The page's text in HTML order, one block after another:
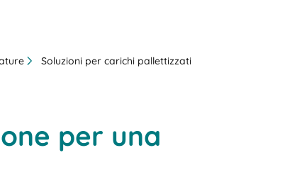
Soluzioni per carichi pallettizzati
per una